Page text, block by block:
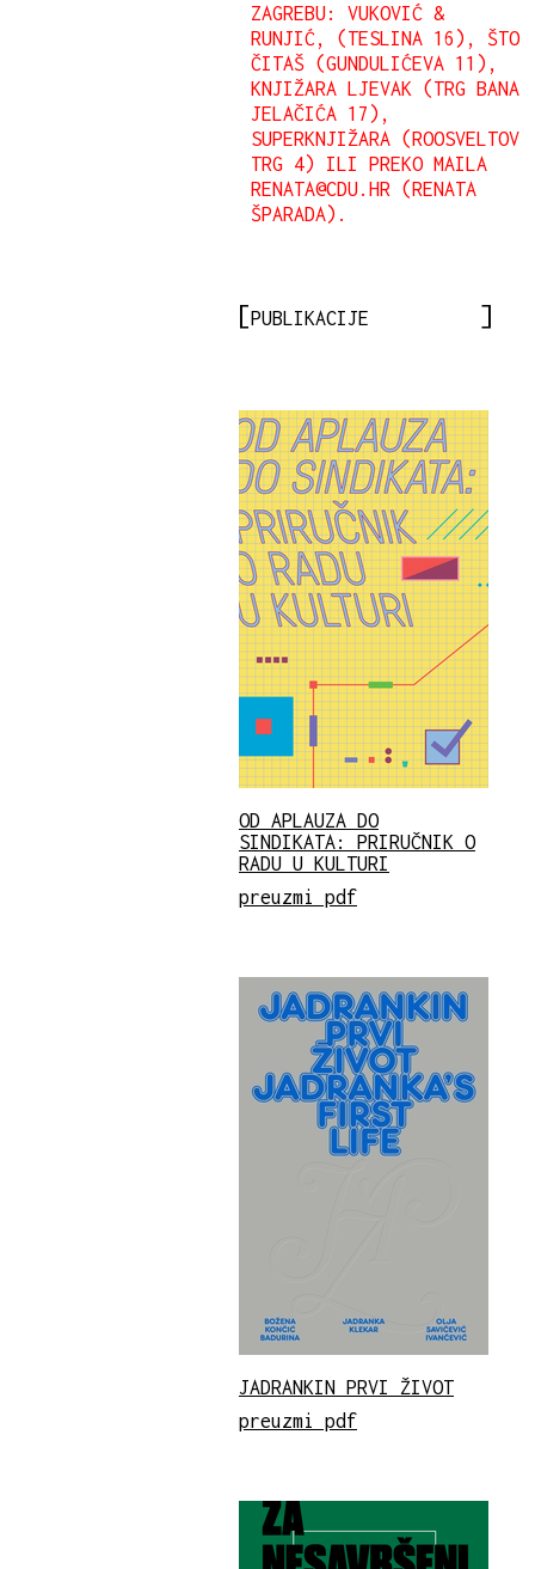
ZAGREBU: VUKOVIĆ &
RUNJIĆ, (TESLINA 16), ŠTO
ČITAŠ (GUNDULIĆEVA 11),
KNJIŽARA LJEVAK (TRG BANA
JELAČIĆA 17),
SUPERKNJIŽARA (ROOSVELTOV
TRG 4) ILI PREKO MAILA
RENATA@CDU.HR (RENATA
ŠPARADA).
PUBLIKACIJE
OD APLAUZA DO
SINDIKATA: PRIRUČNIK O
RADU U KULTURI
preuzmi pdf
JADRANKIN PRVI ŽIVOT
preuzmi pdf